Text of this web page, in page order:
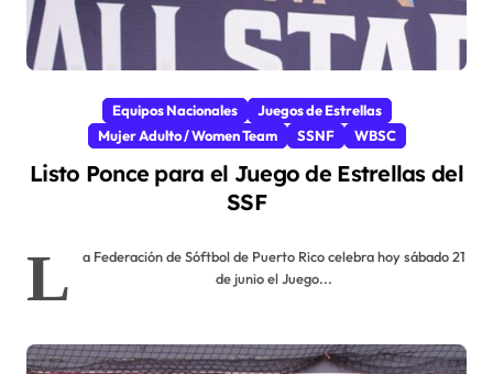
Equipos Nacionales
Juegos de Estrellas
Mujer Adulto / Women Team
SSNF WBSC
Listo Ponce para el Juego de Estrellas del
SSF
L
a Federación de Sóftbol de Puerto Rico celebra hoy sábado 21
de junio el Juego...